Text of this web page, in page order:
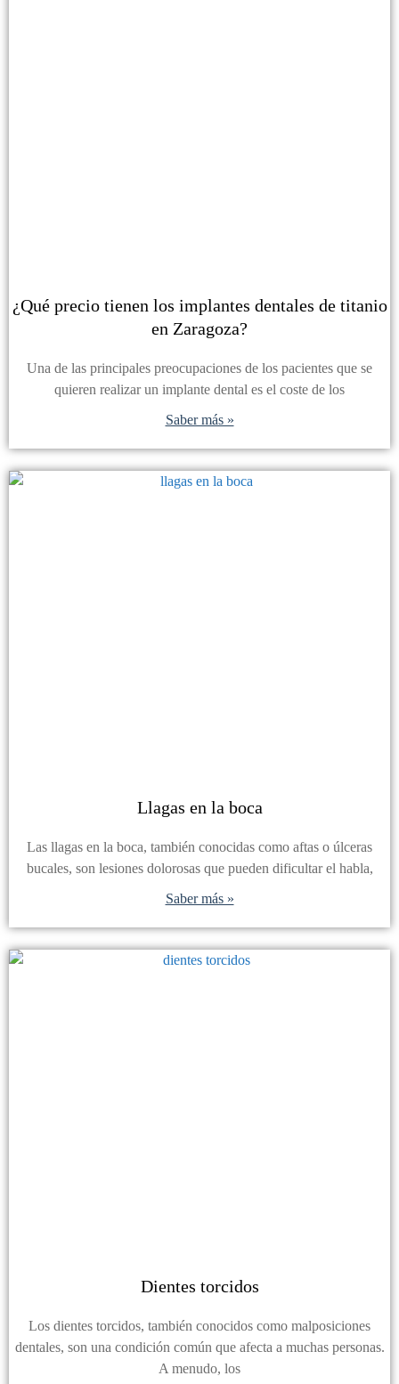
¿Qué precio tienen los implantes dentales de titanio
en Zaragoza?
Una de las principales preocupaciones de los pacientes que se
quieren realizar un implante dental es el coste de los
Saber más »
Llagas en la boca
Las llagas en la boca, también conocidas como aftas o úlceras
bucales, son lesiones dolorosas que pueden dificultar el habla,
Saber más »
Dientes torcidos
Los dientes torcidos, también conocidos como malposiciones
dentales, son una condición común que afecta a muchas personas.
A menudo, los